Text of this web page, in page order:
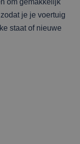
om gemakkelijk
je je voertuig
staat of nieuwe